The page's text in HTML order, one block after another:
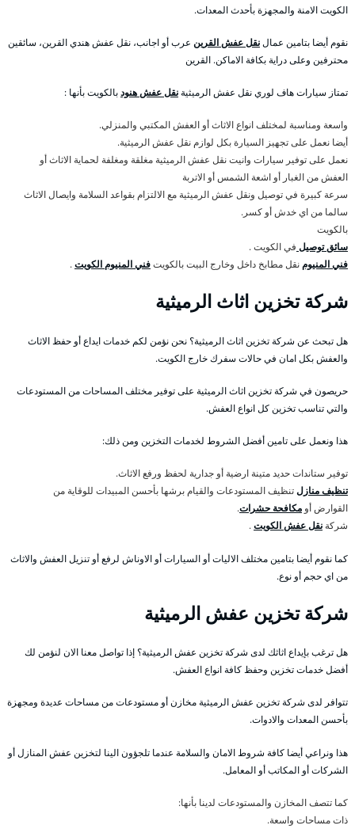
الكويت الامنة والمجهزة بأحدث المعدات.
نقوم أيضا بتامين عمالنقل عفش القرين عرب أو اجانب، نقل عفش هندي القرين، سائقين
محترفين وعلى دراية بكافة الاماكن. القرين
تمتاز سيارات هاف لوري نقل عفش الرميثيةنقل عفش هنودبالكويت بأنها :
واسعة ومناسبة لمختلف انواع الاثاث أو العفش المكتبي والمنزلي.
أيضا نعمل على تجهيز السيارة بكل لوازم نقل عفش الرميثية.
نعمل على توفير سيارات وانيت نقل عفش الرميثية مغلقة ومغلفة لحماية الاثاث أو
العفش من الغبار أو اشعة الشمس أو الاتربة
سرعة كبيرة في توصيل ونقل عفش الرميثية مع الالتزام بقواعد السلامة وايصال الاثاث
سالما من اي خدش أو كسر.
بالكويت
سائق توصيل في الكويت .
فني المنيومنقل مطابخ داخل وخارج البيت بالكويتفني المنيوم الكويت.
شركة تخزين اثاث الرميثية
هل تبحث عن شركة تخزين اثاث الرميثية؟ نحن نؤمن لكم خدمات ايداع أو حفظ الاثاث
والعفش بكل امان في حالات سفرك خارج الكويت.
حريصون في شركة تخزين اثاث الرميثية على توفير مختلف المساحات من المستودعات
والتي تناسب تخزين كل انواع العفش.
هذا ونعمل على تامين أفضل الشروط لخدمات التخزين ومن ذلك:
توفير ستاندات حديد متينة ارضية أو جدارية لحفظ ورفع الاثاث.
تنظيف منازلتنظيف المستودعات والقيام برشها بأحسن المبيدات للوقاية من
القوارض أو مكافحة حشرات.
شركة نقل عفش الكويت.
كما نقوم أيضا بتامين مختلف الاليات أو السيارات أو الاوناش لرفع أو تنزيل العفش والاثاث
من اي حجم أو نوع.
شركة تخزين عفش الرميثية
هل ترغب بإيداع اثاثك لدى شركة تخزين عفش الرميثية؟ إذا تواصل معنا الان لنؤمن لك
أفضل خدمات تخزين وحفظ كافة انواع العفش.
تتوافر لدى شركة تخزين عفش الرميثية مخازن أو مستودعات من مساحات عديدة ومجهزة
بأحسن المعدات والادوات.
هذا ونراعي أيضا كافة شروط الامان والسلامة عندما تلجؤون الينا لتخزين عفش المنازل أو
الشركات أو المكاتب أو المعامل.
كما تتصف المخازن والمستودعات لدينا بأنها:
ذات مساحات واسعة.